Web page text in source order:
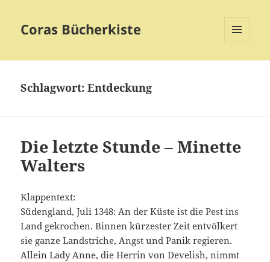
Coras Bücherkiste
Schlagwort:Entdeckung
Die letzte Stunde – Minette
Walters
Klappentext:
Südengland, Juli 1348: An der Küste ist die Pest ins
Land gekrochen. Binnen kürzester Zeit entvölkert
sie ganze Landstriche, Angst und Panik regieren.
Allein Lady Anne, die Herrin von Develish, nimmt